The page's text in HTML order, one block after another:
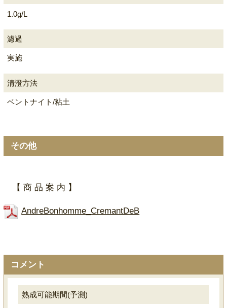
1.0g/L
濾過
実施
清澄方法
ベントナイト/粘土
その他
【 商 品 案 内 】
AndreBonhomme_CremantDeB
コメント
熟成可能期間(予測)